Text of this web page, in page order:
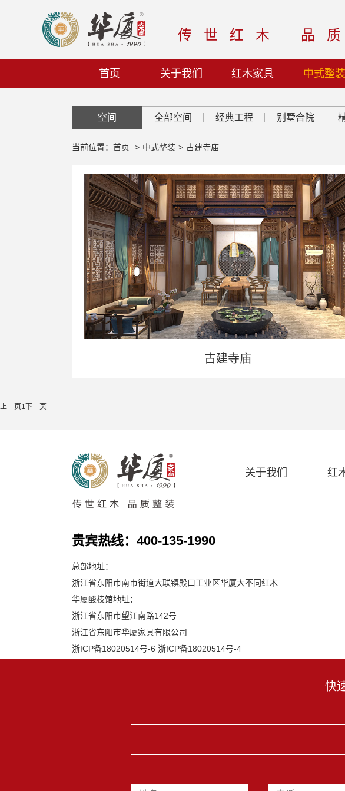
传世红木 品
首页 关于我们 红木家具 中式整装
空间 全部空间 经典工程 别墅合院
当前位置： 首页 > 中式整装 > 古建寺庙
古建寺庙
上一页1 下一页
关于我们 红
贵宾热线：400-135-1990
总部地址：
浙江省东阳市南市街道大联镇殿口工业区华厦大不同红木
华厦酸枝馆地址：
浙江省东阳市望江南路142号
浙江省东阳市华厦家具有限公司
浙ICP备18020514号-6 浙ICP备18020514号-4
快